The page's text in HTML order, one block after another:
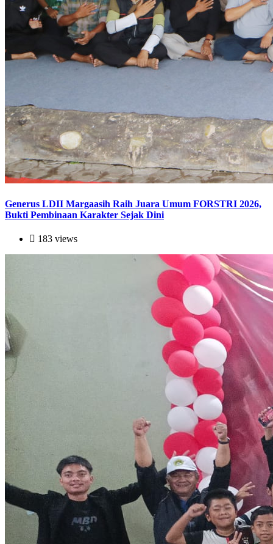
Generus LDII Margaasih Raih Juara Umum FORSTRI 2026,
Bukti Pembinaan Karakter Sejak Dini
183 views